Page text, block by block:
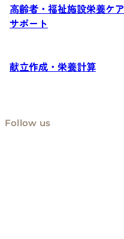
高齢者・福祉施設栄養ケア
サポート
献立作成・栄養計算
Follow us